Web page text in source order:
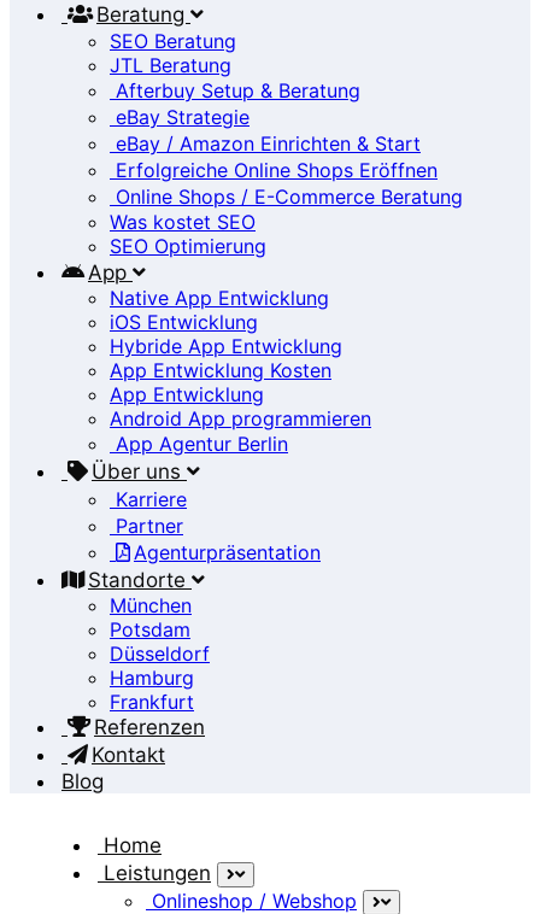
Beratung
SEO Beratung
JTL Beratung
Afterbuy Setup & Beratung
eBay Strategie
eBay / Amazon Einrichten & Start
Erfolgreiche Online Shops Eröffnen
Online Shops / E-Commerce Beratung
Was kostet SEO
SEO Optimierung
App
Native App Entwicklung
iOS Entwicklung
Hybride App Entwicklung
App Entwicklung Kosten
App Entwicklung
Android App programmieren
App Agentur Berlin
Über uns
Karriere
Partner
Agenturpräsentation
Standorte
München
Potsdam
Düsseldorf
Hamburg
Frankfurt
Referenzen
Kontakt
Blog
Home
Leistungen
Onlineshop / Webshop